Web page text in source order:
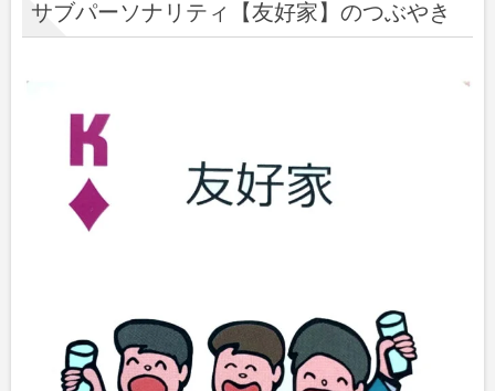
サブパーソナリティ【友好家】のつぶやき